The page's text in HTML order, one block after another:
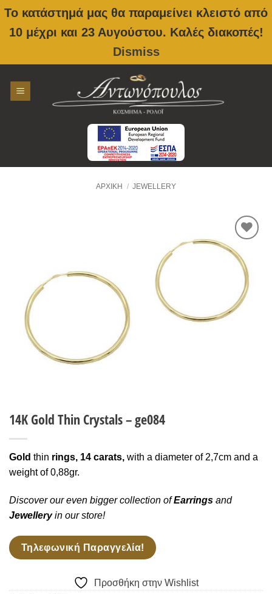
Το κατάστημά μας θα παραμείνει κλειστό από
10 μέχρι και 23 Αυγούστου. Καλές διακοπές!
Dismiss
content
ΑΡΧΙΚΉ / JEWELLERY
Προσθήκη
στην
Wishlist
14K Gold Thin Crystals – ge084
Gold thin rings, 14 carats, with a diameter of 2,7cm and a
weight of 0,88gr.
Discover our even bigger collection ofEarrings and
Jewelleryin our store!
Τηλεφωνική Παραγγελία!
Προσθήκη στην Wishlist